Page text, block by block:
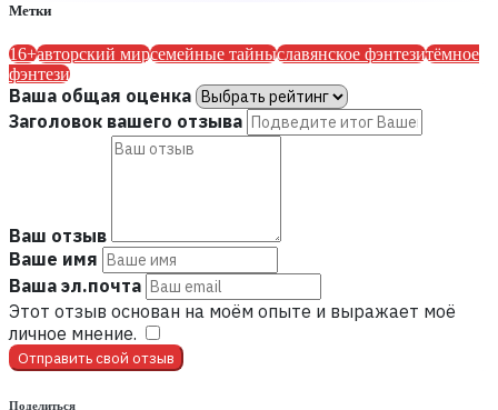
Метки
16+авторский мирсемейные тайныславянское фэнтезитёмное
фэнтези
Ваша общая оценка
Заголовок вашего отзыва
Ваш отзыв
Ваше имя
Ваша эл.почта
Этот отзыв основан на моём опыте и выражает моё
личное мнение.
Отправить свой отзыв
Поделиться